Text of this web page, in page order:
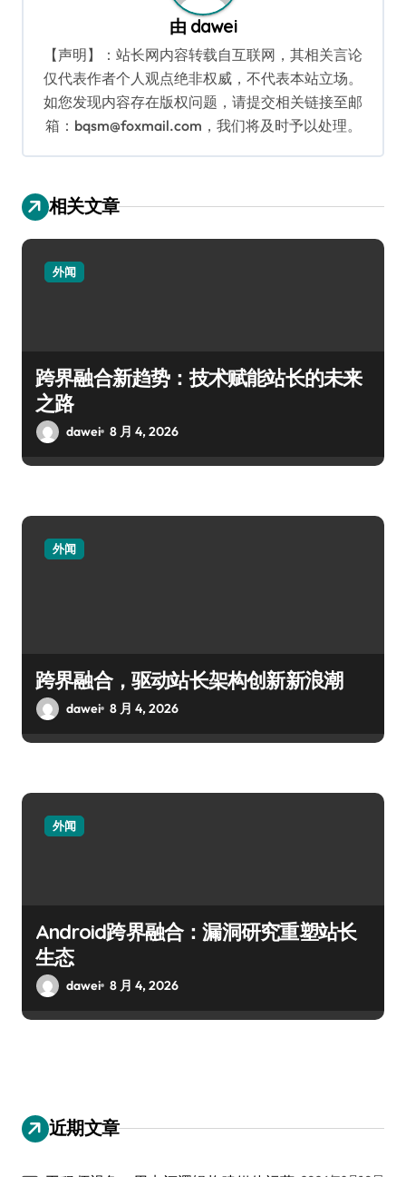
由 dawei
【声明】：站长网内容转载自互联网，其相关言论
仅代表作者个人观点绝非权威，不代表本站立场。
如您发现内容存在版权问题，请提交相关链接至邮
箱：bqsm@foxmail.com，我们将及时予以处理。
相关文章
外闻
跨界融合新趋势：技术赋能站长的未来
之路
dawei 8 月 4, 2026
外闻
跨界融合，驱动站长架构创新新浪潮
dawei 8 月 4, 2026
外闻
Android跨界融合：漏洞研究重塑站长
生态
dawei 8 月 4, 2026
近期文章